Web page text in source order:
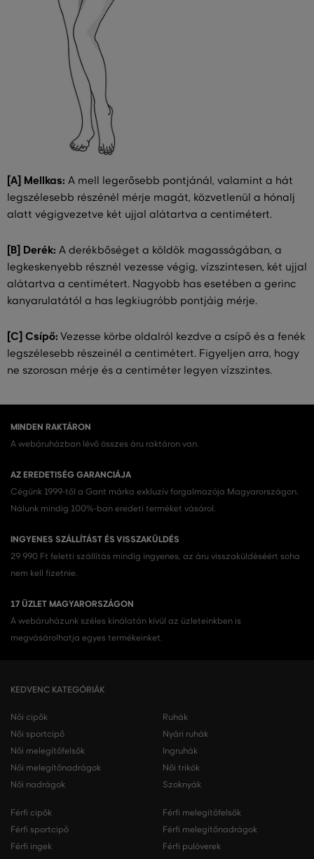
[A] Mellkas: A mell legerősebb pontjánál, valamint a hát
legszélesebb részénél mérje magát, közvetlenül a hónalj
alatt végigvezetve két ujjal alátartva a centimétert.
[B] Derék: A derékbőséget a köldök magasságában, a
legkeskenyebb résznél vezesse végig, vízszintesen, két ujjal
alátartva a centimétert. Nagyobb has esetében a gerinc
kanyarulatától a has legkiugróbb pontjáig mérje.
[C] Csípő: Vezesse körbe oldalról kezdve a csípő és a fenék
legszélesebb részeinél a centimétert. Figyeljen arra, hogy
ne szorosan mérje és a centiméter legyen vízszintes.
MINDEN RAKTÁRON
A webáruházban lévő összes áru raktáron van.
AZ EREDETISÉG GARANCIÁJA
Cégünk 1999-től a Gant márka exkluzív forgalmazója Magyarországon.
Nálunk mindig 100%-ban eredeti terméket vásárol.
INGYENES SZÁLLÍTÁST ÉS VISSZAKÜLDÉS
29 990 Ft feletti szállítás mindig ingyenes, az áru visszaküldéséért soha
nem kell fizetnie.
17 ÜZLET MAGYARORSZÁGON
A webáruházunk széles kínálatán kívül az üzleteinkben is
megvásárolhatja egyes termékeinket.
KEDVENC KATEGÓRIÁK
Női cipők
Női sportcipő
Női melegítőfelsők
Női melegítőnadrágok
Női nadrágok
Ruhák
Nyári ruhák
Ingruhák
Női trikók
Szoknyák
Férfi cipők
Férfi sportcipő
Férfi ingek
Férfi melegítőfelsők
Férfi melegítőnadrágok
Férfi pulóverek